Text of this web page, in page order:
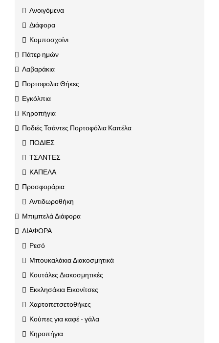
Ανοιγόμενα
Διάφορα
Κομποσχοίνι
Πάτερ ημών
Λαβαράκια
Πορτοφολια Θήκες
Εγκόλπια
Κηροπήγια
Ποδιές Τσάντες Πορτοφόλια Καπέλα
ΠΟΔΙΕΣ
ΤΣΑΝΤΕΣ
ΚΑΠΕΛΑ
Προσφοράρια
Αντιδωροθήκη
Μπιμπελά Διάφορα
ΔΙΑΦΟΡΑ
Ρεσό
Μπουκαλάκια Διακοσμητικά
Κουτάλες Διακοσμητικές
Εκκλησάκια Εικονίτσες
Χαρτοπετσετοθήκες
Κούπες για καφέ - γάλα
Κηροπήγια